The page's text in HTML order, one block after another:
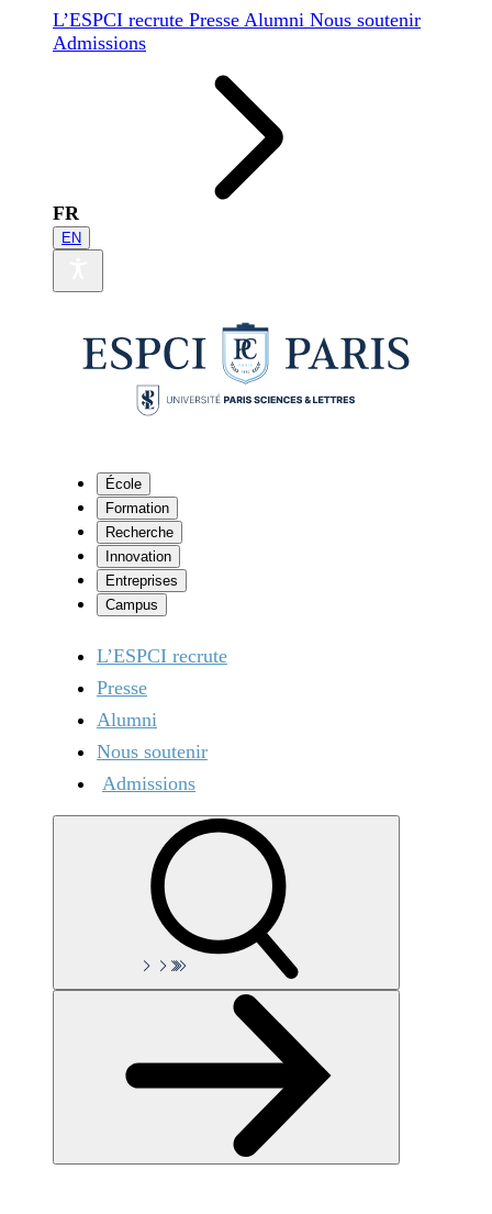
L’ESPCI recrute Presse Alumni Nous soutenir
Admissions
FR
EN
École
Formation
Recherche
Innovation
Entreprises
Campus
L’ESPCI recrute
Presse
Alumni
Nous soutenir
Admissions